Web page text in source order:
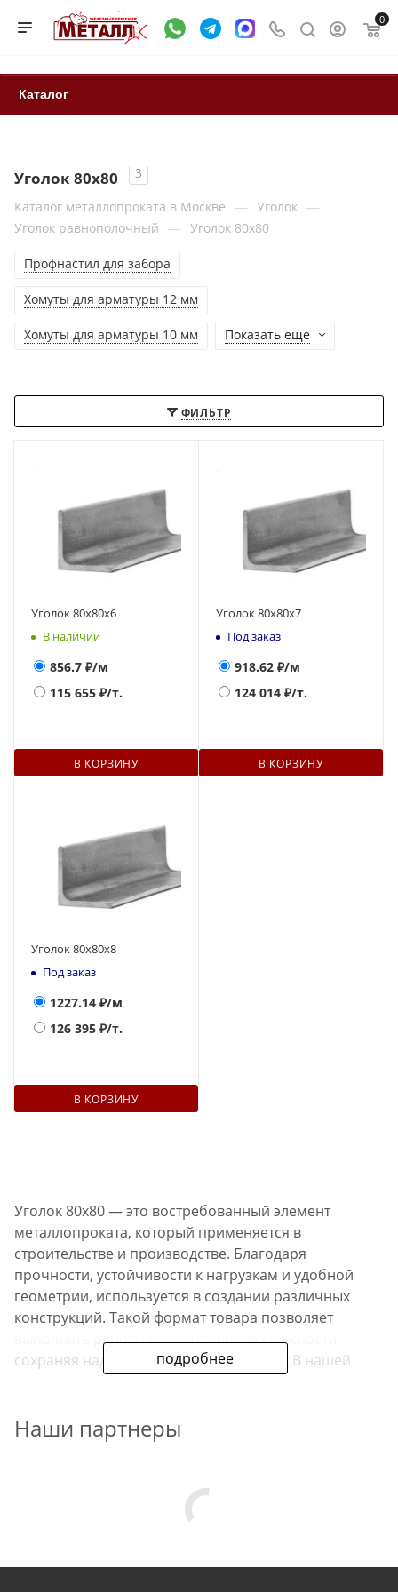
0
Каталог
Уголок 80х80
3
Каталог металлопроката в Москве — Уголок —
Уголок равнополочный — Уголок 80х80
Профнастил для забора
Хомуты для арматуры 12 мм
Хомуты для арматуры 10 мм Показать еще
ФИЛЬТР
Уголок 80х80х6
В наличии
856.7 ₽/м
115 655 ₽/т.
В КОРЗИНУ
Уголок 80х80х7
Под заказ
918.62 ₽/м
124 014 ₽/т.
В КОРЗИНУ
Уголок 80х80х8
Под заказ
1227.14 ₽/м
126 395 ₽/т.
В КОРЗИНУ
подробнее
Уголок 80х80 — это востребованный элемент
металлопроката, который применяется в
строительстве и производстве. Благодаря
прочности, устойчивости к нагрузкам и удобной
геометрии, используется в создании различных
конструкций. Такой формат товара позволяет
выполнять работы разного уровня сложности,
сохраняя надежность и долговечность. В нашей
с доставкой или самовывозом.
Уголок 80х80 производится из стали методом
производства гарантирует соответствие нормам
Наши партнеры